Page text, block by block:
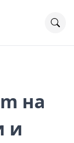
на
и